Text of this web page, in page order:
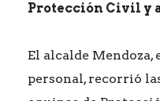
Protección Civil
El alcalde Mendoza,
personal, recorrió